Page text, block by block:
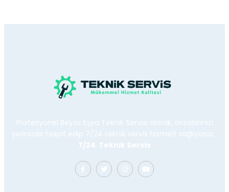
Profesyonel Beyaz Eşya Teknik Servisi olarak, arızalarınızı
yerinizde tespit edip 7/24 teknik servis hizmeti sağlıyoruz.
7/24 Teknik Servis